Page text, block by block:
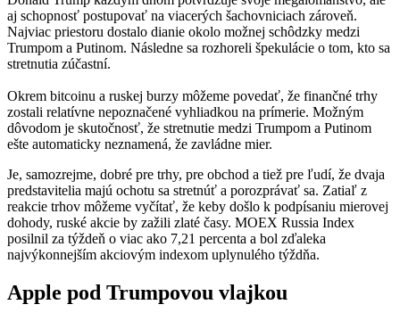
aj schopnosť postupovať na viacerých šachovniciach zároveň.
Najviac priestoru dostalo dianie okolo možnej schôdzky medzi
Trumpom a Putinom. Následne sa rozhoreli špekulácie o tom, kto sa
stretnutia zúčastní.
Okrem bitcoinu a ruskej burzy môžeme povedať, že finančné trhy
zostali relatívne nepoznačené vyhliadkou na prímerie. Možným
dôvodom je skutočnosť, že stretnutie medzi Trumpom a Putinom
ešte automaticky neznamená, že zavládne mier.
Je, samozrejme, dobré pre trhy, pre obchod a tiež pre ľudí, že dvaja
predstavitelia majú ochotu sa stretnúť a porozprávať sa. Zatiaľ z
reakcie trhov môžeme vyčítať, že keby došlo k podpísaniu mierovej
dohody, ruské akcie by zažili zlaté časy. MOEX Russia Index
posilnil za týždeň o viac ako 7,21 percenta a bol zďaleka
najvýkonnejším akciovým indexom uplynulého týždňa.
Apple pod Trumpovou vlajkou